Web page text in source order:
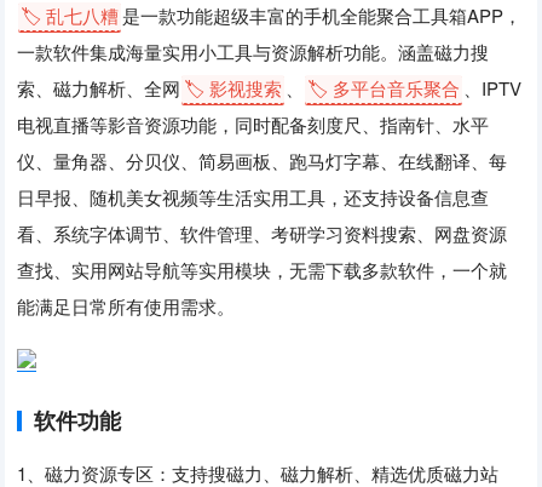
🏷️ 乱七八糟是一款功能超级丰富的手机全能聚合工具箱APP，
一款软件集成海量实用小工具与资源解析功能。涵盖磁力搜
索、磁力解析、全网 🏷️ 影视搜索 🏷️ 多平台音乐聚合
、IPTV
电视直播等影音资源功能，同时配备刻度尺、指南针、水平
仪、量角器、分贝仪、简易画板、跑马灯字幕、在线翻译、每
日早报、随机美女视频等生活实用工具，还支持设备信息查
看、系统字体调节、软件管理、考研学习资料搜索、网盘资源
查找、实用网站导航等实用模块，无需下载多款软件，一个就
能满足日常所有使用需求。
软件功能
1、磁力资源专区：支持搜磁力、磁力解析、精选优质磁力站